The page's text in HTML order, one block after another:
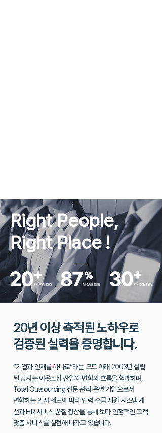
Right People,
Right Place !
20년 이상 축적된 노하우로
검증된 실력을 증명합니다.
“기업과 인재를 하나로”라는 모토 아래 2003년 설립
된 당사는 아웃소싱 산업의 변화와 흐름을 함께하며,
Total Outsourcing 전문 관리·운영 기업으로서
변화하는 인사 제도에 따라 인력 수급 지원 시스템 개
선과 HR 서비스 품질 향상을 통해 보다 안정적인 고객
맞춤 서비스를 실현해 나가고 있습니다.